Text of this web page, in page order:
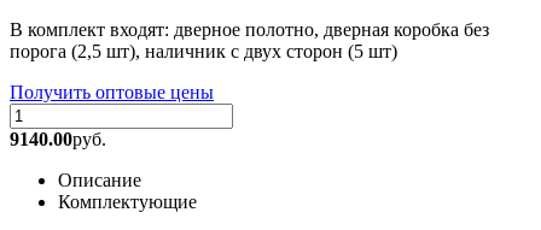
В комплект входят: дверное полотно, дверная коробка без
порога (2,5 шт), наличник с двух сторон (5 шт)
Получить оптовые цены
9140.00руб.
Описание
Комплектующие